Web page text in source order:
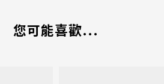
您可能喜歡...